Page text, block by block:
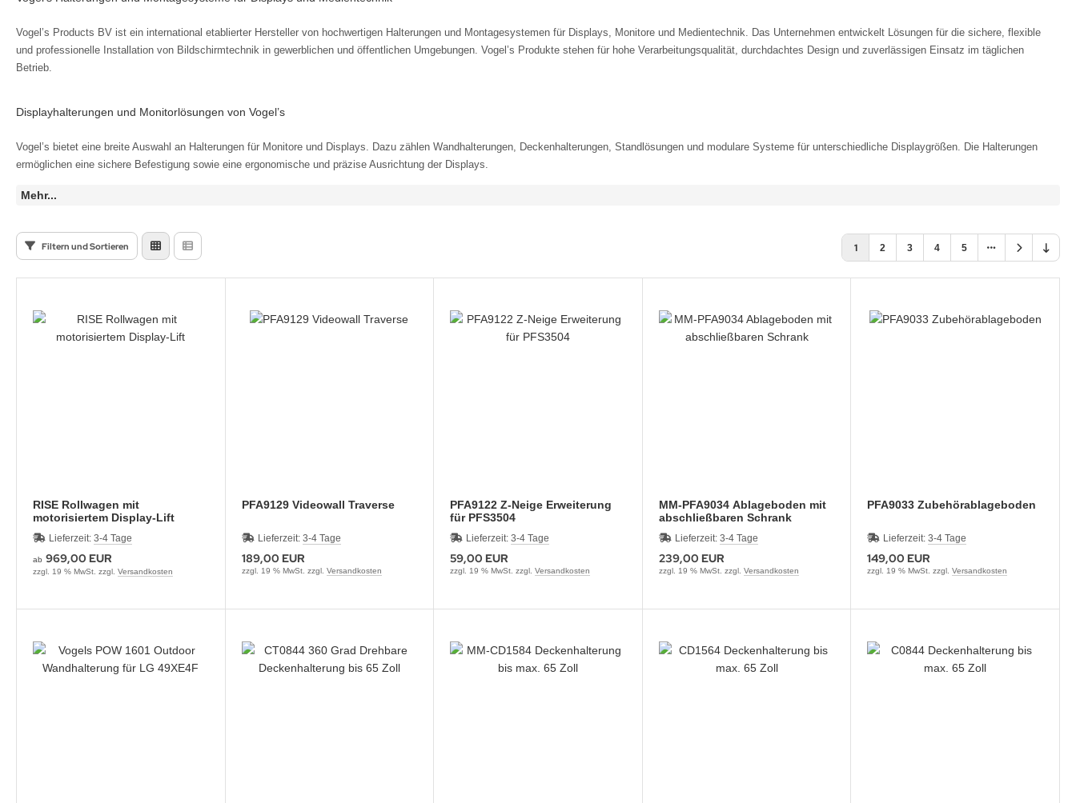
Vogel’s Products BV ist ein international etablierter Hersteller von hochwertigen Halterungen und Montagesystemen für Displays, Monitore und Medientechnik. Das Unternehmen entwickelt Lösungen für die sichere, flexible
und professionelle Installation von Bildschirmtechnik in gewerblichen und öffentlichen Umgebungen. Vogel’s Produkte stehen für hohe Verarbeitungsqualität, durchdachtes Design und zuverlässigen Einsatz im täglichen
Betrieb.
Displayhalterungen und Monitorlösungen von Vogel’s
Vogel’s bietet eine breite Auswahl an Halterungen für Monitore und Displays. Dazu zählen Wandhalterungen, Deckenhalterungen, Standlösungen und modulare Systeme für unterschiedliche Displaygrößen. Die Halterungen
ermöglichen eine sichere Befestigung sowie eine ergonomische und präzise Ausrichtung der Displays.
Mehr...
Filtern und Sortieren 1 2 3 4 5
RISE Rollwagen mit
motorisiertem Display-Lift
Lieferzeit: 3-4 Tage
ab 969,00 EUR
zzgl. 19 % MwSt. zzgl. Versandkosten
PFA9129 Videowall Traverse
Lieferzeit: 3-4 Tage
189,00 EUR
zzgl. 19 % MwSt. zzgl. Versandkosten
PFA9122 Z-Neige Erweiterung
für PFS3504
Lieferzeit:3-4 Tage
59,00 EUR
zzgl. 19 % MwSt. zzgl.Versandkosten
MM-PFA9034 Ablageboden mit
abschließbaren Schrank
Lieferzeit: 3-4 Tage
239,00 EUR
zzgl. 19 % MwSt. zzgl. Versandkosten
PFA9033 Zubehörablageboden
Lieferzeit:3-4 Tage
149,00 EUR
zzgl. 19 % MwSt. zzgl.Versandkosten
Informationsschilder
Halter
Halterungen
und Entspiegelungsfolien